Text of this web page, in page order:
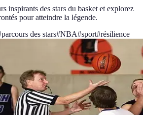
inspirants des stars du basket et explorez
pour atteindre la légende.
parcours des stars#NBA#sport#résilience